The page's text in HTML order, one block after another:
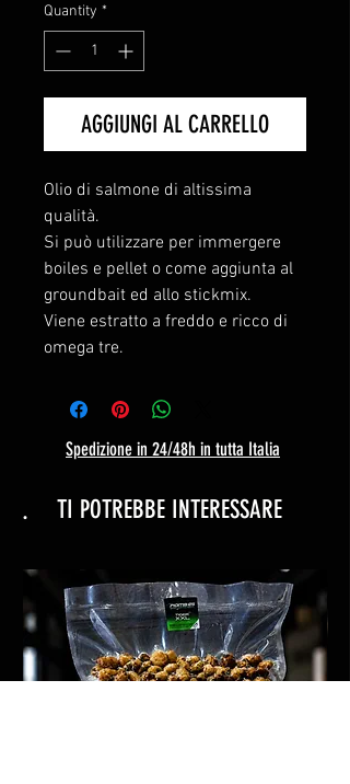
Quantity *
AGGIUNGI AL CARRELLO
Olio di salmone di altissima
qualità.
Si può utilizzare per immergere
boiles e pellet o come aggiunta al
groundbait ed allo stickmix.
Viene estratto a freddo e ricco di
omega tre.
Spedizione in 24/48h in tutta Italia
. TI POTREBBE INTERESSARE